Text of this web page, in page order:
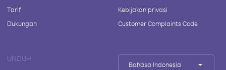
Tarif
Dukungan
Kebijakan privasi
Customer Complaints Code
UNDUH
Bahasa Indonesia